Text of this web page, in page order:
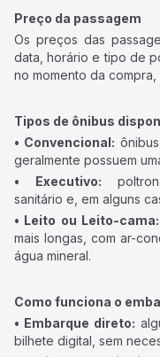
Preço da passagem
Os preços das
data, horário e tipo de
no momento da
Tipos de ônibus
• Convencional:
geralmente possuem
• Executivo:
sanitário e, em alguns
• Leito ou Leito-cama:
mais longas, com ar-
água mineral.
Como funciona o
• Embarque direto:
bilhete digital, sem